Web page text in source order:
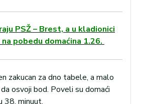
PSŽ – Brest, a u kladionici
pobedu domaćina 1.26.
zakucan za dno tabele, a malo
osvoji bod. Poveli su domaći
38. minuut.